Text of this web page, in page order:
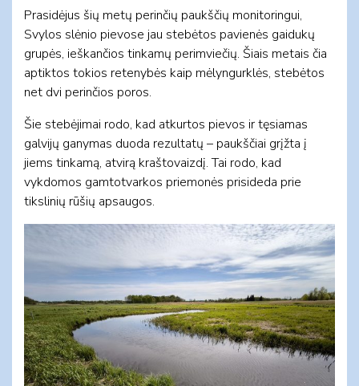
Prasidėjus šių metų perinčių paukščių monitoringui,
Svylos slėnio pievose jau stebėtos pavienės gaidukų
grupės, ieškančios tinkamų perimviečių. Šiais metais čia
aptiktos tokios retenybės kaip mėlyngurklės, stebėtos
net dvi perinčios poros.
Šie stebėjimai rodo, kad atkurtos pievos ir tęsiamas
galvijų ganymas duoda rezultatų – paukščiai grįžta į
jiems tinkamą, atvirą kraštovaizdį. Tai rodo, kad
vykdomos gamtotvarkos priemonės prisideda prie
tikslinių rūšių apsaugos.